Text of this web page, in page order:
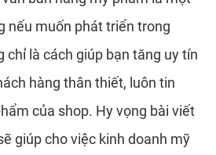
nếu muốn phát triển trong
chỉ là cách giúp bạn tăng uy tín
hàng thân thiết, luôn tin
của shop. Hy vọng bài viết
giúp cho việc kinh doanh mỹ